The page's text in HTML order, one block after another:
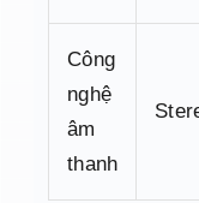
Công
nghệ
âm
thanh